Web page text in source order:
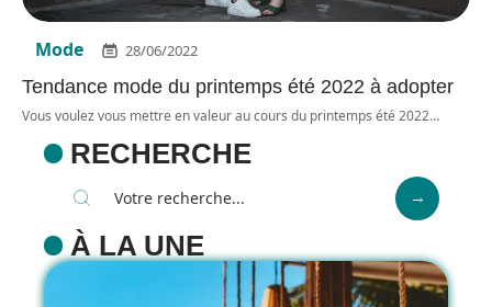
Mode 28/06/2022
Tendance mode du printemps été 2022 à adopter
Vous voulez vous mettre en valeur au cours du printemps été 2022…
RECHERCHE
À LA UNE